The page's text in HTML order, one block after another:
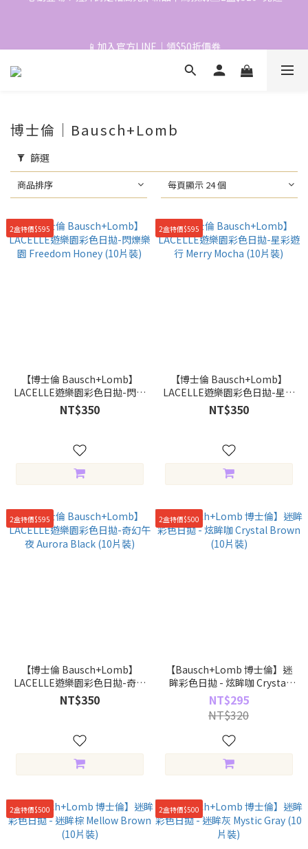
0
博士倫｜Bausch+Lomb
篩選
商品排序 每頁顯示 24 個
2盒特價$595
【博士倫 Bausch+Lomb】
LACELLE遊樂園彩色日拋-閃爍
樂園 Freedom Honey (10片
裝)
NT$350
2盒特價$595
【博士倫 Bausch+Lomb】
LACELLE遊樂園彩色日拋-星彩
遊行 Merry Mocha (10片裝)
NT$350
2盒特價$595
【博士倫 Bausch+Lomb】
LACELLE遊樂園彩色日拋-奇幻
午夜 Aurora Black (10片裝)
NT$350
2盒特價$500
【Bausch+Lomb 博士倫】迷
眸彩色日拋 - 炫眸咖 Crystal
Brown (10片裝)
NT$295
NT$320
2盒特價$500 2盒特價$500